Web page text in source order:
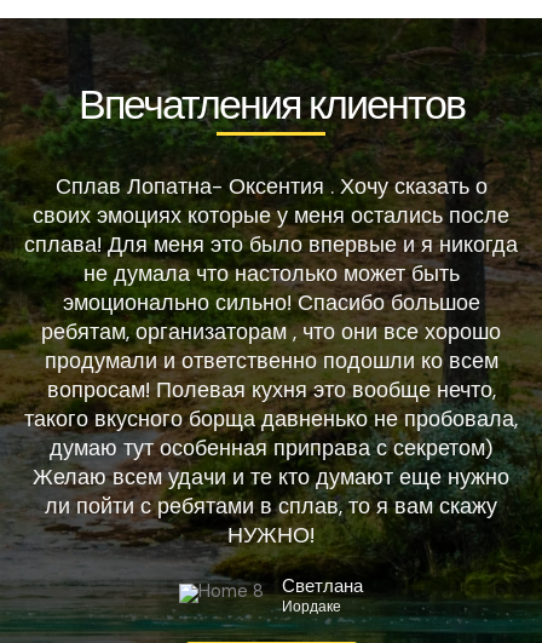
Впечатления клиентов
Сплав Лопатна- Оксентия . Хочу сказать о
своих эмоциях которые у меня остались после
сплава! Для меня это было впервые и я никогда
не думала что настолько может быть
эмоционально сильно! Спасибо большое
ребятам, организаторам , что они все хорошо
продумали и ответственно подошли ко всем
вопросам! Полевая кухня это вообще нечто,
такого вкусного борща давненько не пробовала,
думаю тут особенная приправа с секретом)
Желаю всем удачи и те кто думают еще нужно
ли пойти с ребятами в сплав, то я вам скажу
НУЖНО!
Светлана
Иордаке